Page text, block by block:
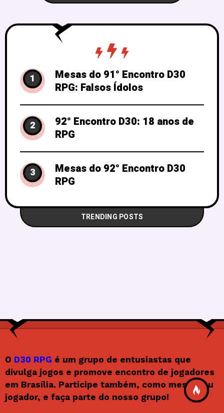
1
Mesas do 91° Encontro D30
RPG: Falsos Ídolos
2
92° Encontro D30: 18 anos de
RPG
3
Mesas do 92° Encontro D30
RPG
TRENDING POSTS
O D30 RPG é um grupo de entusiastas que
divulga jogos e promove encontro de jogadores
em Brasília. Participe também, como mestre ou
jogador, e faça parte do nosso grupo!